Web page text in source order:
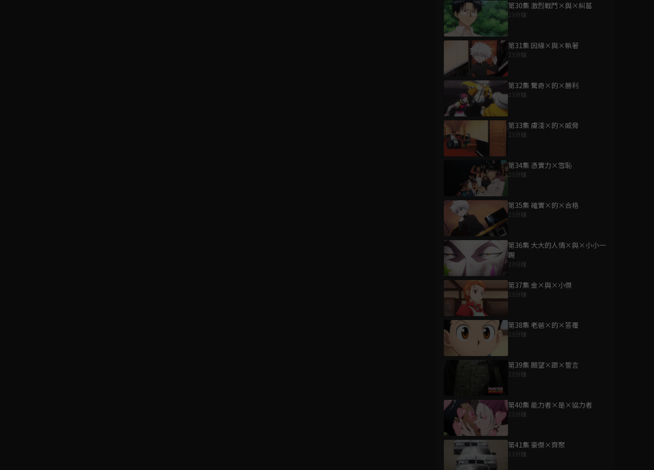
第30集 激烈戰鬥×與×糾葛
23分鐘
第31集 因緣×與×執著
23分鐘
第32集 驚奇×的×勝利
23分鐘
第33集 膚淺×的×威脅
23分鐘
第34集 憑實力×雪恥
23分鐘
第35集 確實×的×合格
23分鐘
第36集 大大的人情×與×小小一
踢
23分鐘
第37集 金×與×小傑
23分鐘
第38集 老爸×的×答覆
23分鐘
第39集 願望×跟×誓言
23分鐘
第40集 能力者×是×協力者
23分鐘
第41集 豪傑×齊聚
23分鐘